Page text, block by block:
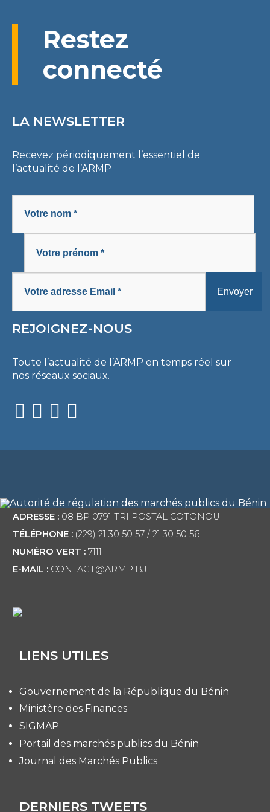
Restez
connecté
LA NEWSLETTER
Recevez périodiquement l’essentiel de
l’actualité de l’ARMP
REJOIGNEZ-NOUS
Toute l’actualité de l’ARMP en temps réel sur
nos réseaux sociaux.
ADRESSE :08 BP 0791 TRI POSTAL COTONOU
TÉLÉPHONE :(229) 21 30 50 57 / 21 30 50 56
NUMÉRO VERT :7111
E-MAIL :CONTACT@ARMP.BJ
LIENS UTILES
Gouvernement de la République du Bénin
Ministère des Finances
SIGMAP
Portail des marchés publics du Bénin
Journal des Marchés Publics
DERNIERS TWEETS